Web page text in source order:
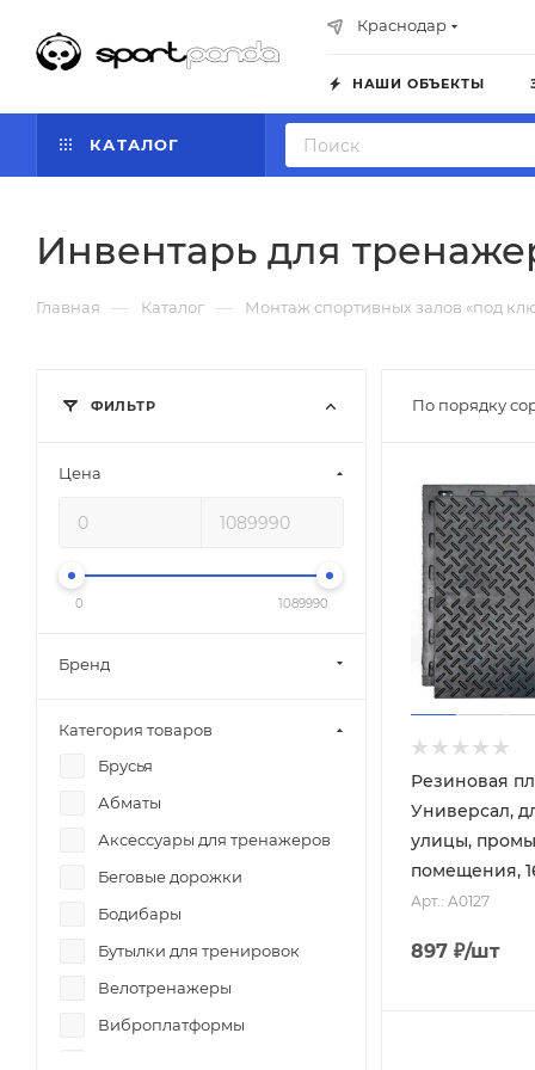
Краснодар
НАШИ ОБЪЕКТЫ
КАТАЛОГ
Инвентарь для
Главная — Каталог — Монтаж спортивных залов «под
По порядку
Резиновая
Универсал,
улицы,
помещения,
Арт.: A0127
897 ₽/шт
ФИЛЬТР
Цена
0 1089990
Бренд
Категория товаров
Брусья
Абматы
Аксессуары для тренажеров
Беговые дорожки
Бодибары
Бутылки для тренировок
Велотренажеры
Виброплатформы